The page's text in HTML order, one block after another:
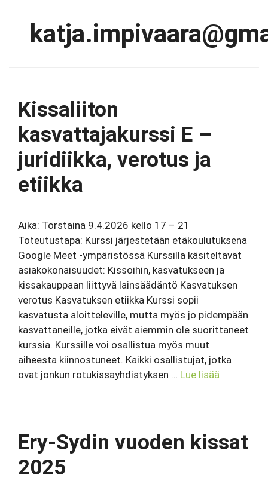
Kissaliiton
kasvattajakurssi E –
juridiikka, verotus ja
etiikka
Aika: Torstaina 9.4.2026 kello 17 – 21
Toteutustapa: Kurssi järjestetään etäkoulutuksena
Google Meet -ympäristössä Kurssilla käsiteltävät
asiakokonaisuudet: Kissoihin, kasvatukseen ja
kissakauppaan liittyvä lainsäädäntö Kasvatuksen
verotus Kasvatuksen etiikka Kurssi sopii
kasvatusta aloitteleville, mutta myös jo pidempään
kasvattaneille, jotka eivät aiemmin ole suorittaneet
kurssia. Kurssille voi osallistua myös muut
aiheesta kiinnostuneet. Kaikki osallistujat, jotka
ovat jonkun rotukissayhdistyksen … Lue lisää
Ery-Sydin vuoden kissat
2025